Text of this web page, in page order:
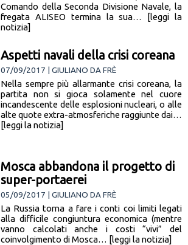
Comando della Seconda Divisione Navale, la
fregata ALISEO termina la sua… [leggi la
notizia]
Aspetti navali della crisi coreana
07/09/2017 | GIULIANO DA FRÈ
Nella sempre più allarmante crisi coreana, la
partita non si gioca solamente nel cuore
incandescente delle esplosioni nucleari, o alle
alte quote extra-atmosferiche raggiunte dai…
[leggi la notizia]
Mosca abbandona il progetto di
super-portaerei
05/09/2017 | GIULIANO DA FRÈ
La Russia torna a fare i conti coi limiti legati
alla difficile congiuntura economica (mentre
vanno calcolati anche i costi “vivi” del
coinvolgimento di Mosca… [leggi la notizia]